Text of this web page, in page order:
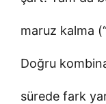
maruz kalma
Doğru
sürede fark